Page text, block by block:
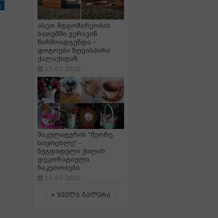
ასეთ მდგომარეობას
ბათუმში ვერავინ
წარმოიდგენდა –
ფოტოები ზღვისპირა
ქალაქიდან
17-07-2020
მაკულატურის "მეორე
სიცოცხლე" -
ზუგდიდელი ქალის
დეკორატიული
ნაკეთობები
15-07-2020
ყველა გალერა